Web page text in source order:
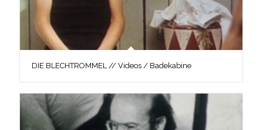
DIE BLECHTROMMEL // Videos / Badekabine